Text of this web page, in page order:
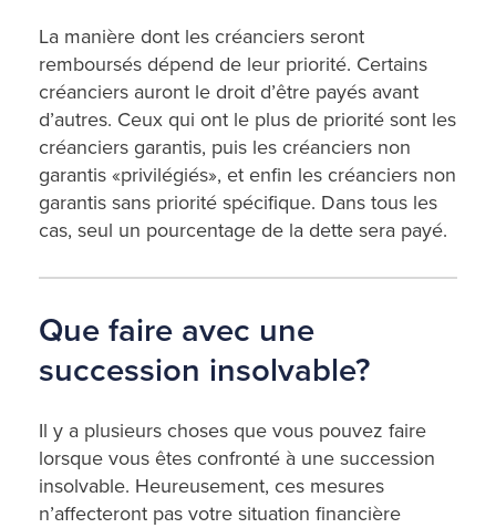
La manière dont les créanciers seront
remboursés dépend de leur priorité. Certains
créanciers auront le droit d’être payés avant
d’autres. Ceux qui ont le plus de priorité sont les
créanciers garantis, puis les créanciers non
garantis «privilégiés», et enfin les créanciers non
garantis sans priorité spécifique. Dans tous les
cas, seul un pourcentage de la dette sera payé.
Que faire avec une
succession insolvable?
Il y a plusieurs choses que vous pouvez faire
lorsque vous êtes confronté à une succession
insolvable. Heureusement, ces mesures
n’affecteront pas votre situation financière